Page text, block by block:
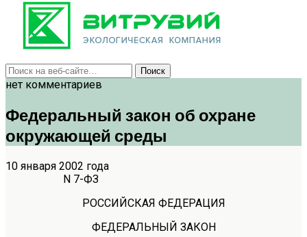
нет комментариев
Федеральный закон об охране
окружающей среды
10 января 2002 года
N 7-ФЗ
РОССИЙСКАЯ ФЕДЕРАЦИЯ
ФЕДЕРАЛЬНЫЙ ЗАКОН